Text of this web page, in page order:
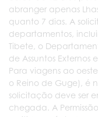
abranger apenas
quanto 7 dias. A
departamentos,
Tibete, o
de Assuntos Externos
Para viagens ao
o Reino de Guge), é
solicitação deve ser
chegada. A